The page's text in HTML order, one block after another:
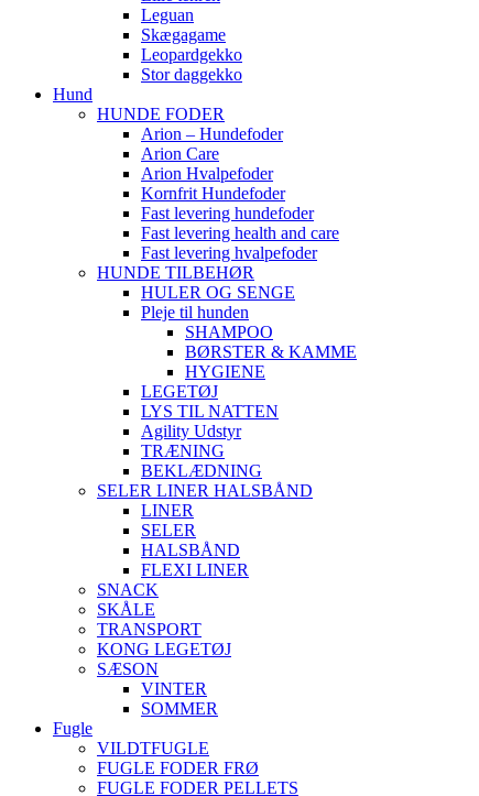
Leguan
Skægagame
Leopardgekko
Stor daggekko
Hund
HUNDE FODER
Arion – Hundefoder
Arion Care
Arion Hvalpefoder
Kornfrit Hundefoder
Fast levering hundefoder
Fast levering health and care
Fast levering hvalpefoder
HUNDE TILBEHØR
HULER OG SENGE
Pleje til hunden
SHAMPOO
BØRSTER & KAMME
HYGIENE
LEGETØJ
LYS TIL NATTEN
Agility Udstyr
TRÆNING
BEKLÆDNING
SELER LINER HALSBÅND
LINER
SELER
HALSBÅND
FLEXI LINER
SNACK
SKÅLE
TRANSPORT
KONG LEGETØJ
SÆSON
VINTER
SOMMER
Fugle
VILDTFUGLE
FUGLE FODER FRØ
FUGLE FODER PELLETS